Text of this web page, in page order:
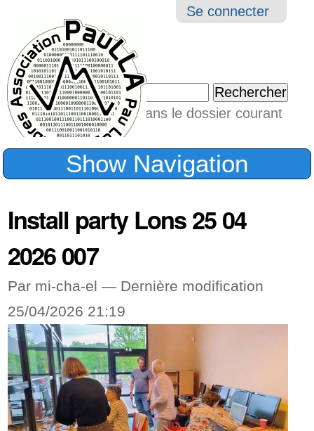
Outils
Se connecter
Chercher par
Seulement dans le dossier courant
Recherche
Show Navigation
Install party Lons 25 04
2026 007
Par mi-cha-el — Dernière modification
25/04/2026 21:19